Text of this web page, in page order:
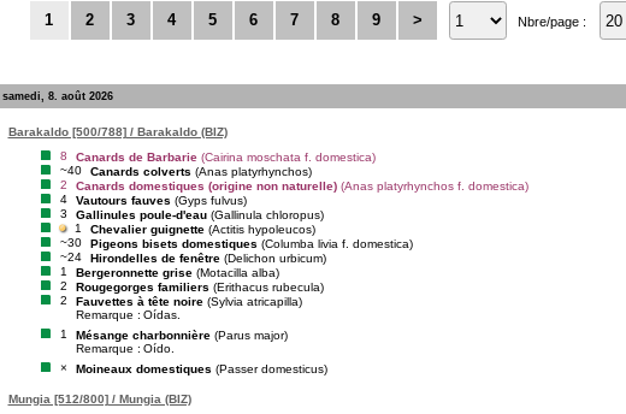
1 2 3 4 5 6 7 8 9 > Nbre/page :
samedi, 8. août 2026
Barakaldo [500/788] / Barakaldo (BIZ)
8
Canards de Barbarie (Cairina moschata f. domestica)
~40
Canards colverts (Anas platyrhynchos)
2
Canards domestiques (origine non naturelle) (Anas platyrhynchos f. domestica)
4
Vautours fauves (Gyps fulvus)
3
Gallinules poule-d'eau (Gallinula chloropus)
1
Chevalier guignette (Actitis hypoleucos)
~30
Pigeons bisets domestiques (Columba livia f. domestica)
~24
Hirondelles de fenêtre (Delichon urbicum)
1
Bergeronnette grise (Motacilla alba)
2
Rougegorges familiers (Erithacus rubecula)
2
Fauvettes à tête noire (Sylvia atricapilla)
Remarque : Oídas.
1
Mésange charbonnière (Parus major)
Remarque : Oído.
×
Moineaux domestiques (Passer domesticus)
Mungia [512/800] / Mungia (BIZ)